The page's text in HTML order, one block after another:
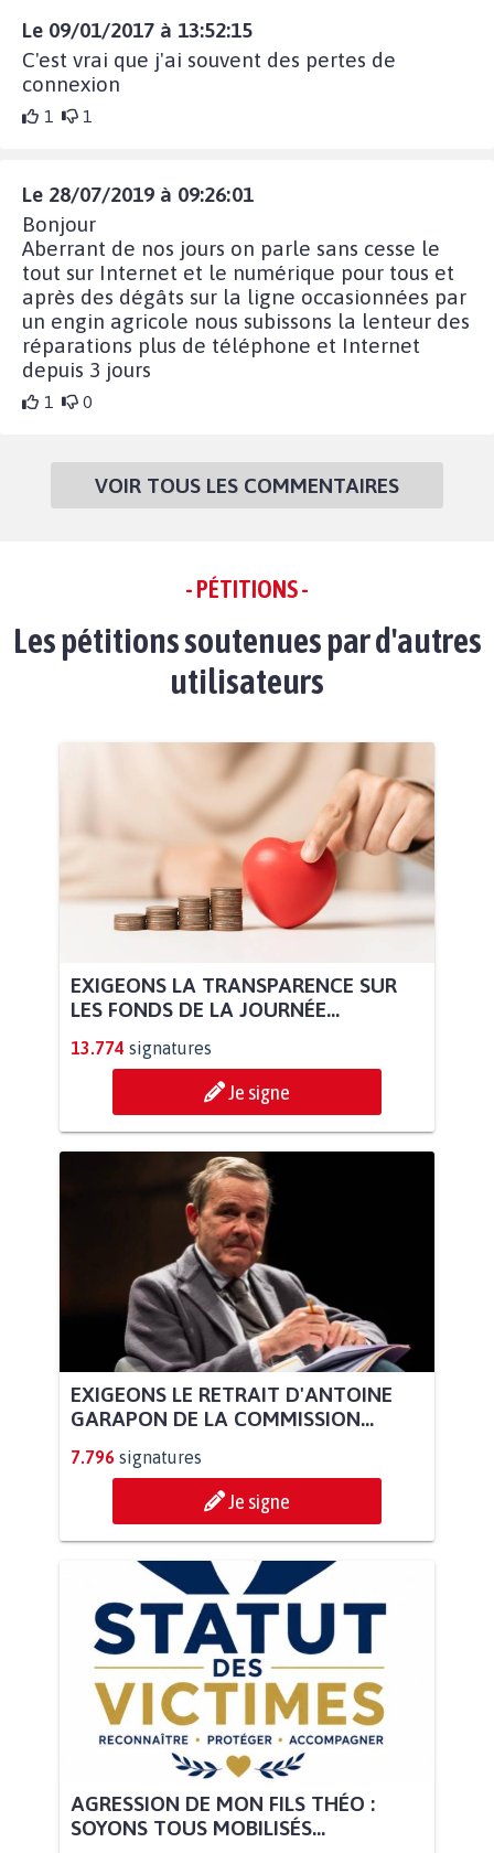
Le 09/01/2017 à 13:52:15
C'est vrai que j'ai souvent des pertes de
connexion
1 1
Le 28/07/2019 à 09:26:01
Bonjour
Aberrant de nos jours on parle sans cesse le
tout sur Internet et le numérique pour tous et
après des dégâts sur la ligne occasionnées par
un engin agricole nous subissons la lenteur des
réparations plus de téléphone et Internet
depuis 3 jours
1 0
VOIR TOUS LES COMMENTAIRES
- PÉTITIONS -
Les pétitions soutenues par d'autres
utilisateurs
EXIGEONS LA TRANSPARENCE SUR
LES FONDS DE LA JOURNÉE...
13.774 signatures
Je signe
EXIGEONS LE RETRAIT D'ANTOINE
GARAPON DE LA COMMISSION...
7.796 signatures
Je signe
AGRESSION DE MON FILS THÉO :
SOYONS TOUS MOBILISÉS...